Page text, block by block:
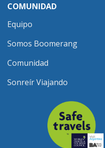
COMUNIDAD
Equipo
Somos Boomerang
Comunidad
Sonreír Viajando